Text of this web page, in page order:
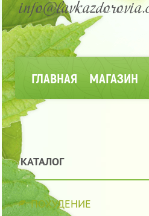
ГЛАВНАЯ МАГАЗИН
КАТАЛОГ
ПОХУДЕНИЕ